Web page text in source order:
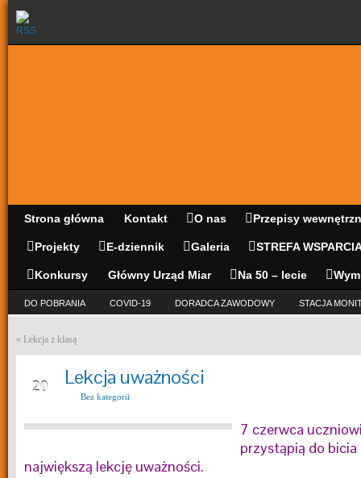
Strona główna Kontakt O nas Przepisy
Projekty E-dziennik Galeria STREFA
Konkursy Główny Urząd Miar Na 50 – lecie
DO POBRANIA COVID-19 DORADCA ZAWODOWY STACJA
« Lekcja z klasą
20 Lekcja uważności
Bez kategorii
7 czerwca
przystąpią do
największą lekcję uważności.